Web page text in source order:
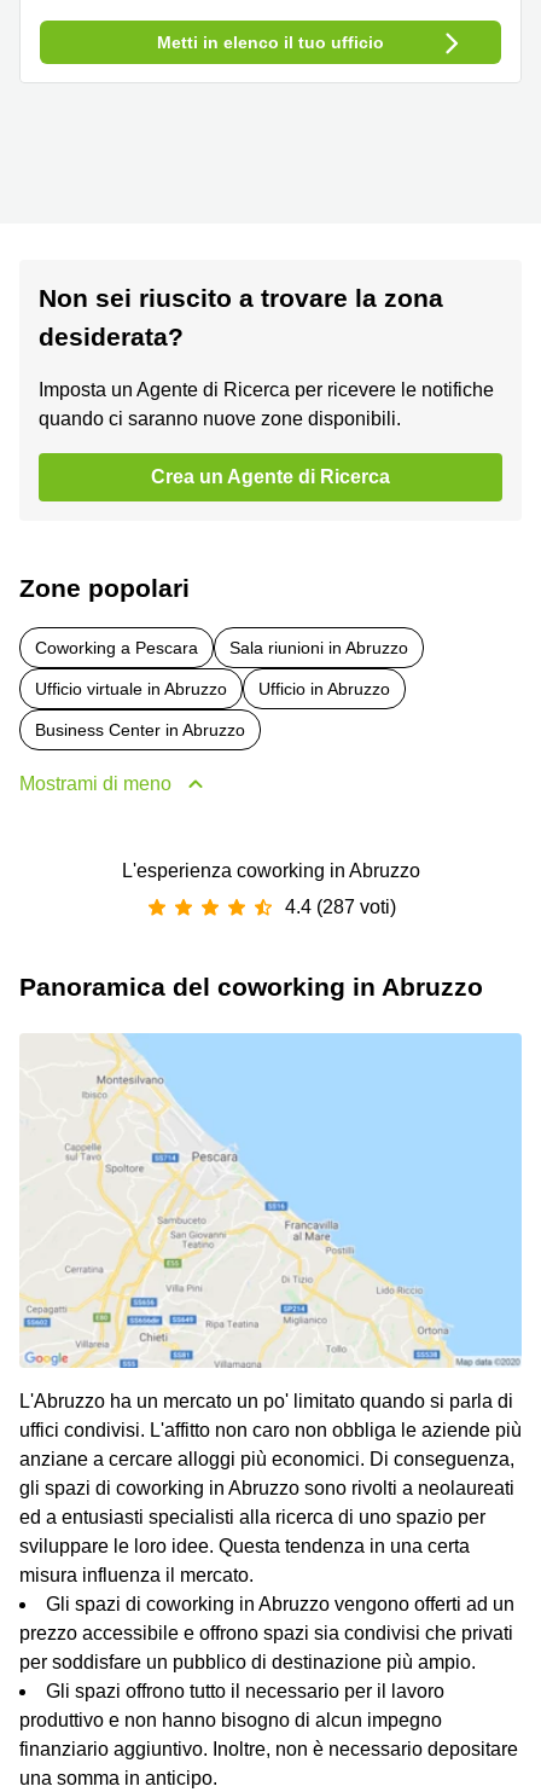
Metti in elenco il tuo ufficio
Non sei riuscito a trovare la zona
desiderata?
Imposta un Agente di Ricerca per ricevere le notifiche
quando ci saranno nuove zone disponibili.
Crea un Agente di Ricerca
Zone popolari
Coworking a Pescara Sala riunioni in Abruzzo
Ufficio virtuale in Abruzzo Ufficio in Abruzzo
Business Center in Abruzzo
Mostrami di meno
L'esperienza coworking in Abruzzo
4.4 (287 voti)
Panoramica del coworking in Abruzzo
L'Abruzzo ha un mercato un po' limitato quando si parla di
uffici condivisi. L'affitto non caro non obbliga le aziende più
anziane a cercare alloggi più economici. Di conseguenza,
gli spazi di coworking in Abruzzo sono rivolti a neolaureati
ed a entusiasti specialisti alla ricerca di uno spazio per
sviluppare le loro idee. Questa tendenza in una certa
misura influenza il mercato.
Gli spazi di coworking in Abruzzo vengono offerti ad un
prezzo accessibile e offrono spazi sia condivisi che privati
per soddisfare un pubblico di destinazione più ampio.
Gli spazi offrono tutto il necessario per il lavoro
produttivo e non hanno bisogno di alcun impegno
finanziario aggiuntivo. Inoltre, non è necessario depositare
una somma in anticipo.